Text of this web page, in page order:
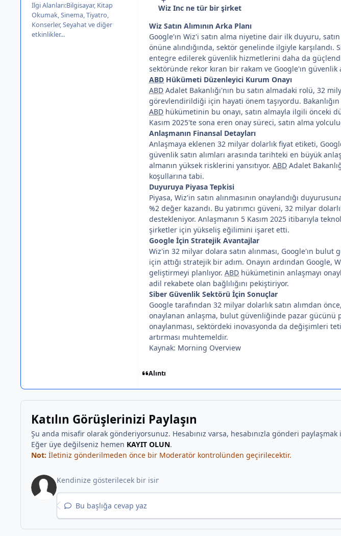
İlgi Alanları:Bilgisayar, Kitap
Okumak, Sinema, Tiyatro,
Konserler, Seyahat ve diğer
etkinlikler...
Wiz Inc ne tür bir şirket
Wiz Satın Alımının Arka Planı
Google'ın Wiz'i satın alma niyetine dair ilk duyuru,
önüne alındığında, sektör genelinde ilgiyle
entegre edilerek güvenlik hizmetlerini daha da
sektöründe rekor kıran bir rakam ve Google'ın
ABD Hükümeti Düzenleyici Kurum Onayı
ABD Adalet Bakanlığı'nın bu satın almadaki rolü, 32
görevlendirildiği için hayati önem taşıyordu.
ABD hükümetinin bu onayı, satın almayla ilgili önceki
Kasım 2025'te sona eren onay süreci, satın alma
Anlaşmanın Finansal Detayları
Anlaşmaya eklenen 32 milyar dolarlık fiyat etiketi,
güvenlik satın alımları arasında tarihteki en büyük
almanın yüksek risklerini yansıtıyor. ABD Adalet
koşullarına tabi.
Duyuruya Piyasa Tepkisi
Piyasa, Wiz'in satın alınmasının onaylandığı
%2 değer kazandı. Bu yatırımcı güveni, 32 milyar
destekleniyor. Anlaşmanın 5 Kasım 2025 itibarıyla
şirketler için yükseliş eğilimini işaret etti.
Google İçin Stratejik Avantajlar
Wiz'in 32 milyar dolara satın alınması, Google'ın
için attığı stratejik bir adım. Onayın ardından
geliştirmeyi planlıyor. ABD hükümetinin anlaşmayı
adil rekabete olan bağlılığını pekiştiriyor.
Siber Güvenlik Sektörü İçin Sonuçlar
Google tarafından 32 milyar dolarlık satın alımdan
onaylanan anlaşma, bulut güvenliğinde pazar gücünü
onaylanması, sektördeki inovasyonda da değişimleri
artırması muhtemeldir.
Kaynak: Morning Overview
Alıntı
Katılın Görüşlerinizi Paylaşın
Şu anda misafir olarak gönderiyorsunuz. Hesabınız varsa, hesabınızla gönderi paylaşmak
Eğer üye değilseniz hemen KAYIT OLUN.
Not: İletiniz gönderilmeden önce bir Moderatör kontrolünden geçirilecektir.
Bu başlığa cevap yaz